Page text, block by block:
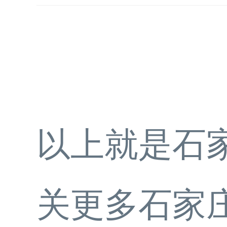
以上就是石
关更多石家